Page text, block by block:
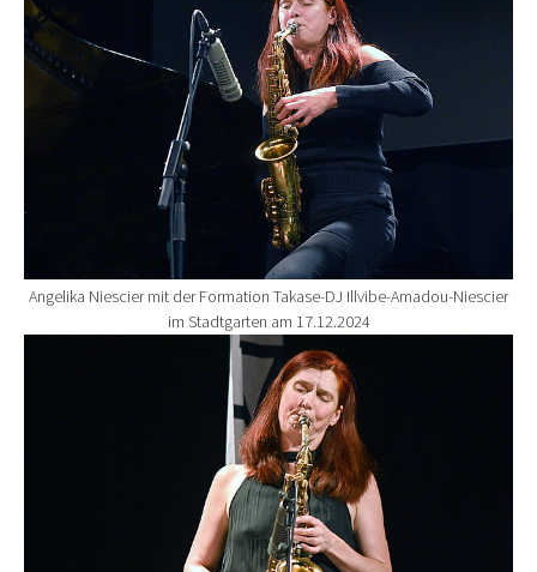
Angelika Niescier mit der Formation Takase-DJ Illvibe-Amadou-Niescier
im Stadtgarten am 17.12.2024
Show larger version for: